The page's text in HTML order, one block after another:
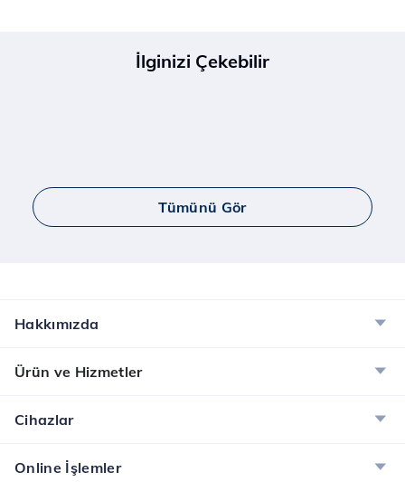
İlginizi Çekebilir
Tümünü Gör
Hakkımızda
Ürün ve Hizmetler
Cihazlar
Online İşlemler